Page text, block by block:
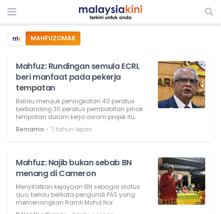
MAHFUZOMAR
Mahfuz: Rundingan semula ECRL
beri manfaat pada pekerja
tempatan
Beliau merujuk peningkatan 40 peratus
berbanding 30 peratus pembabitan pihak
tempatan dalam kerja awam projek itu.
Bernama ⋅ 7 tahun lepas
Mahfuz: Najib bukan sebab BN
menang di Cameron
Menyifatkan kejayaan BN sebagai status
quo, beliau berkata pengundi PAS yang
memenangkan Ramli Mohd Nor.